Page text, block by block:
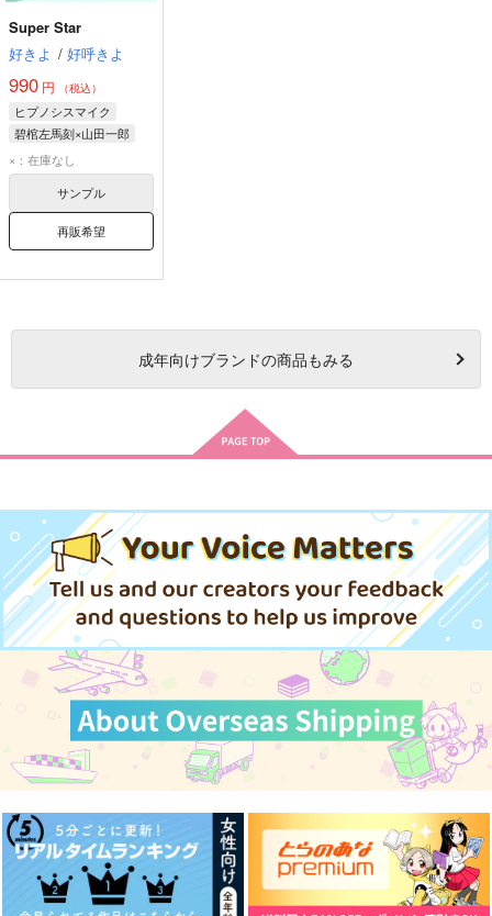
Super Star
好きよ / 好呼きよ
990 円 （税込）
ヒプノシスマイク
碧棺左馬刻×山田一郎
碧棺左馬刻
×：在庫なし
サンプル
再販希望
成年向けブランドの商品もみる